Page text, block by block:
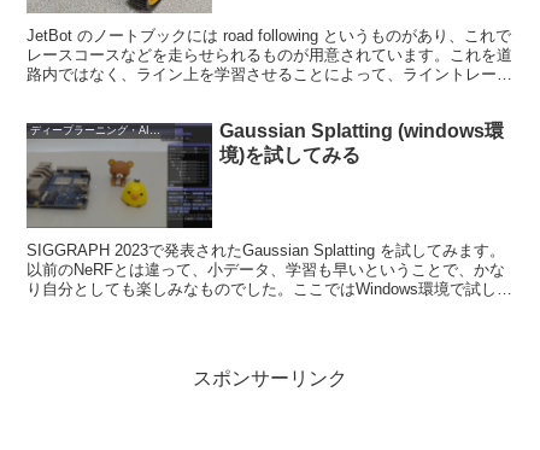
JetBot のノートブックには road following というものがあり、これで
レースコースなどを走らせられるものが用意されています。これを道
路内ではなく、ライン上を学習させることによって、ライントレーサ
ディープラーニング・AI関連
Gaussian Splatting (windows環
境)を試してみる
SIGGRAPH 2023で発表されたGaussian Splatting を試してみます。
以前のNeRFとは違って、小データ、学習も早いということで、かな
り自分としても楽しみなものでした。ここではWindows環境で試して
スポンサーリンク